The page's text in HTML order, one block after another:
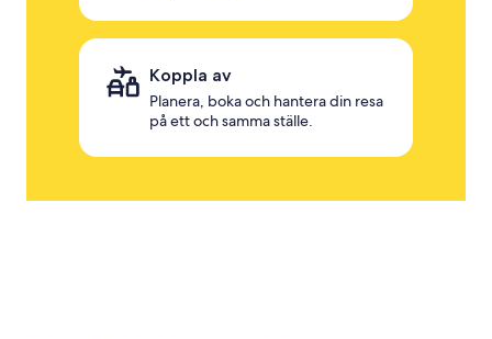
Koppla av
Planera, boka och hantera din resa
på ett och samma ställe.